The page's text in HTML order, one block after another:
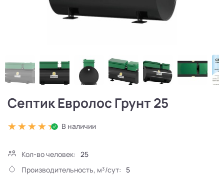
Септик Евролос Грунт 25
В наличии
Кол-во человек: 25
Производительность, м³/сут:
5